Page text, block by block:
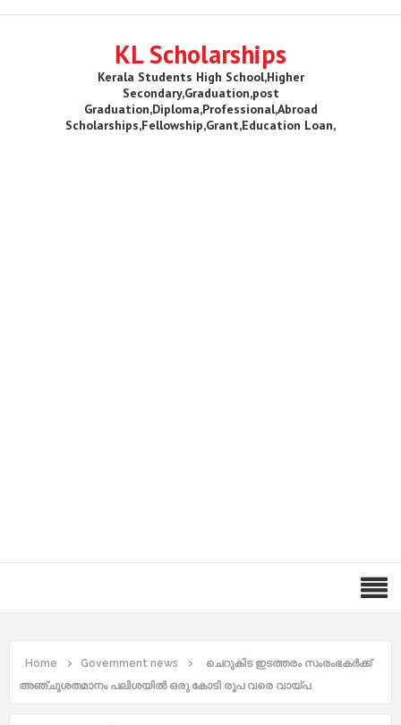
KL Scholarships
Kerala Students High School,Higher
Secondary,Graduation,post
Graduation,Diploma,Professional,Abroad
Scholarships,Fellowship,Grant,Education Loan,
Home Government news
ചെറുകിട ഇടത്തരം സംരംഭകര്‍ക്ക്
അഞ്ചുശതമാനം പലിശയില്‍ ഒരു കോടി രൂപ വരെ വായ്പ